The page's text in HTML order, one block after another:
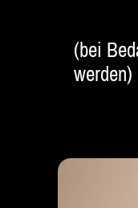
(bei
werden)